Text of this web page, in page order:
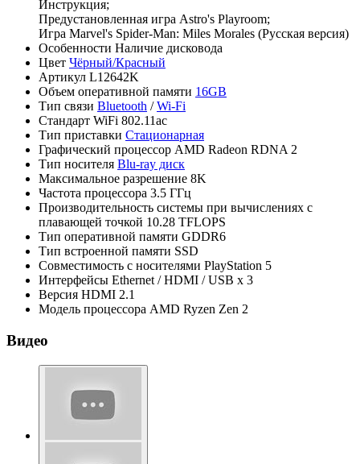
Инструкция;
Предустановленная игра Astro's Playroom;
Игра Marvel's Spider-Man: Miles Morales (Русская версия)
Особенности Наличие дисковода
Цвет Чёрный/Красный
Артикул L12642K
Объем оперативной памяти 16GB
Тип связи Bluetooth /Wi-Fi
Стандарт WiFi 802.11ac
Тип приставки Стационарная
Графический процессор AMD Radeon RDNA 2
Тип носителя Blu-ray диск
Максимальное разрешение 8K
Частота процессора 3.5 ГГц
Производительность системы при вычислениях с
плавающей точкой 10.28 TFLOPS
Тип оперативной памяти GDDR6
Тип встроенной памяти SSD
Совместимость с носителями PlayStation 5
Интерфейсы Ethernet / HDMI / USB x 3
Версия HDMI 2.1
Модель процессора AMD Ryzen Zen 2
Видео